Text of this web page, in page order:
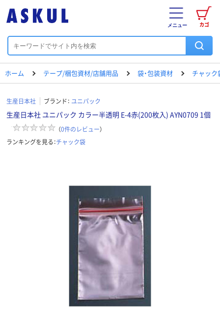
カゴ
メニュー
ホーム テープ/梱包資材/店舗用品 袋・包装資材 チャック
生産日本社 ブランド： ユニパック
生産日本社 ユニパック カラー半透明 E-4赤(200枚入) AYN0709 1個
（0件のレビュー）
ランキングを見る：チャック袋